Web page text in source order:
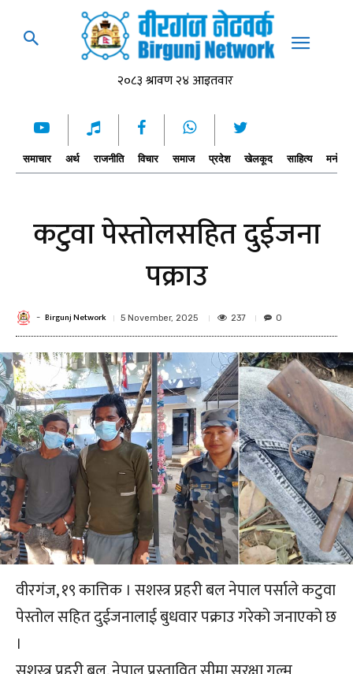
समाचार अर्थ राजनीति विचार समाज प्रदेश खेलकूद साहित्य
कटुवा पेस्तोलसहित दुईजना
पक्राउ
- Birgunj Network 5 November, 2025 237 0
वीरगंज, १९ कात्तिक । सशस्त्र प्रहरी बल नेपाल पर्साले कटुवा
पेस्तोल सहित दुईजनालाई बुधवार पक्राउ गरेको जनाएको छ
।